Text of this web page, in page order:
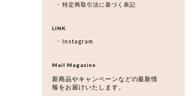
特定商取引法に基づく表記
LINK
Instagram
Mail Magazine
新商品やキャンペーンなどの最新情
報をお届けいたします。